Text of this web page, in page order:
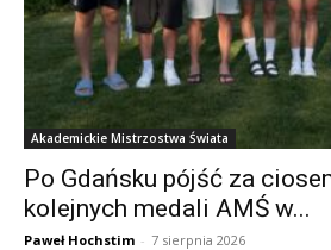
Akademickie Mistrzostwa Świata
Po Gdańsku pójść za
kolejnych medali AMŚ w...
Paweł Hochstim - 7 sierpnia 2026